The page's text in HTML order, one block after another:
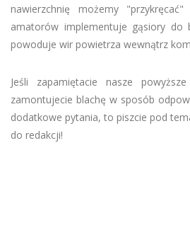
nawierzchnię możemy
amatorów implementuje gąsiory do
powoduje wir powietrza wewnątrz
Jeśli zapamiętacie nasze
zamontujecie blachę w sposób
dodatkowe pytania, to piszcie pod
do redakcji!